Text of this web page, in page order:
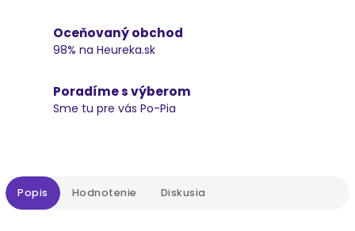
Oceňovaný obchod
98% na Heureka.sk
Poradíme s výberom
Sme tu pre vás Po-Pia
Popis Hodnotenie Diskusia